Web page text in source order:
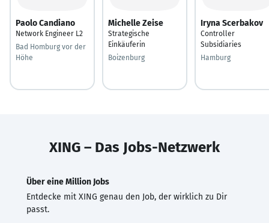
Paolo Candiano
Network Engineer L2
Bad Homburg vor der
Höhe
Michelle Zeise
Strategische
Einkäuferin
Boizenburg
Iryna Scerbakov
Controller
Subsidiaries
Hamburg
XING – Das Jobs-Netzwerk
Über eine Million Jobs
Entdecke mit XING genau den Job, der wirklich zu Dir
passt.